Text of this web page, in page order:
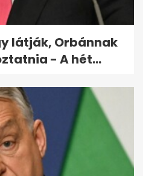
látják, Orbánnak
- A hét...